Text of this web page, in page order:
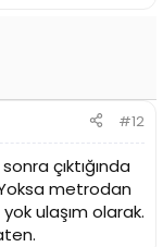
#12
çıktığında
metrodan
ulaşım olarak.